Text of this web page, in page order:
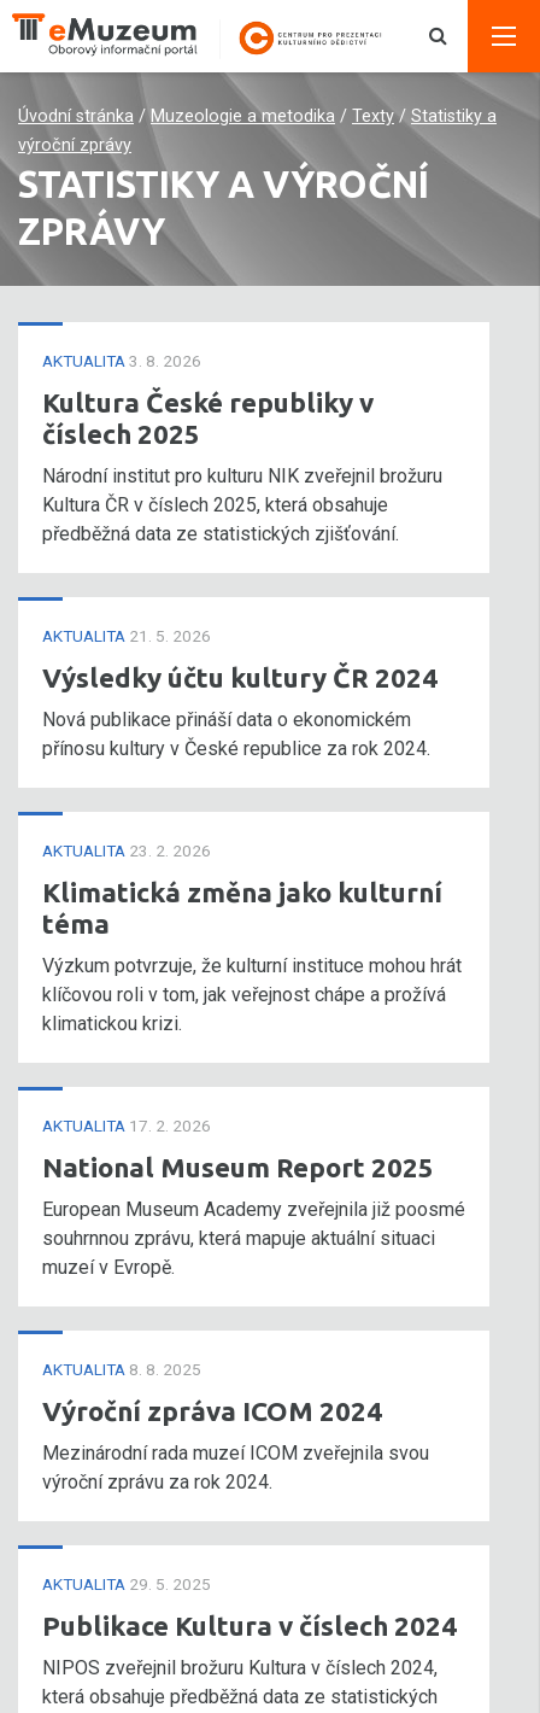
Úvodní stránka / Muzeologie a metodika / Texty/ Statistiky a
výroční zprávy
STATISTIKY A VÝROČNÍ
ZPRÁVY
AKTUALITA 3. 8. 2026
Kultura České republiky v
číslech 2025
Národní institut pro kulturu NIK zveřejnil brožuru
Kultura ČR v číslech 2025, která obsahuje
předběžná data ze statistických zjišťování.
AKTUALITA 21. 5. 2026
Výsledky účtu kultury ČR 2024
Nová publikace přináší data o ekonomickém
přínosu kultury v České republice za rok 2024.
AKTUALITA 23. 2. 2026
Klimatická změna jako kulturní
téma
Výzkum potvrzuje, že kulturní instituce mohou hrát
klíčovou roli v tom, jak veřejnost chápe a prožívá
klimatickou krizi.
AKTUALITA 17. 2. 2026
National Museum Report 2025
European Museum Academy zveřejnila již poosmé
souhrnnou zprávu, která mapuje aktuální situaci
muzeí v Evropě.
AKTUALITA 8. 8. 2025
Výroční zpráva ICOM 2024
Mezinárodní rada muzeí ICOM zveřejnila svou
výroční zprávu za rok 2024.
AKTUALITA 29. 5. 2025
Publikace Kultura v číslech 2024
NIPOS zveřejnil brožuru Kultura v číslech 2024,
která obsahuje předběžná data ze statistických